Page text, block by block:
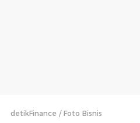
detikFinance Foto Bisnis